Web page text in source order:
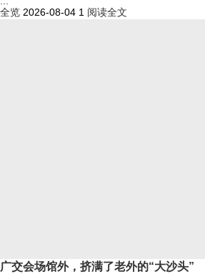
全览 2026-08-04 1 阅读全文
广交会场馆外，挤满了老外的“大沙头”